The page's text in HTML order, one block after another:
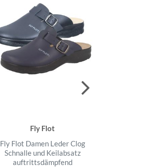
Fly Flot
Fly Flot Damen Leder Clog
Schnalle und Keilabsatz
auftrittsdämpfend